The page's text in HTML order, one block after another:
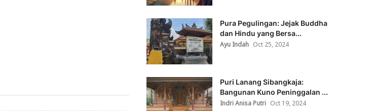
Pura Pegulingan: Jejak Buddha
dan Hindu yang Bersa...
Ayu Indah Oct 25, 2024
Puri Lanang Sibangkaja:
Bangunan Kuno Peninggalan ...
Indri Anisa Putri Oct 19, 2024